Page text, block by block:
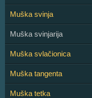
Muška svinja
Muška svinjarija
Muška svlačionica
Muška tangenta
Muška tetka